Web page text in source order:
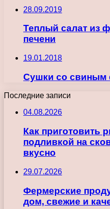
28.09.2019
Теплый салат из
печени
19.01.2018
Сушки со
Последние записи
04.08.2026
Как приготовить
подливкой на
вкусно
29.07.2026
Фермерские
дом, свежие и